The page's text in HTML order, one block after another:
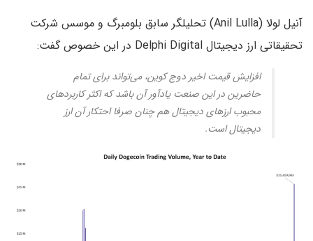
آنیل لولا (Anil Lulla) تحلیلگر سابق بلومبرگ و موسس شرکت
تحقیقاتی ارز دیجیتال Delphi Digital در این خصوص گفت:
افزایش قیمت اخیر دوج کوین، می‌تواند برای تمام
حاضرین در این صنعت یادآور آن باشد که اکثر کاربردهای
محبوب ارزهای دیجیتال هم چنان صرفا احتکار آن ارز
دیجیتال است.